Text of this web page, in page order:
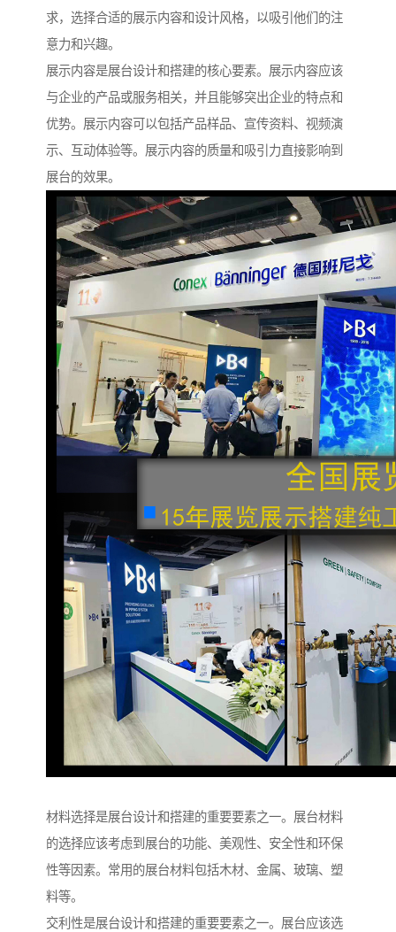
求，选择合适的展示内容和设计风格，以吸引他们的注
意力和兴趣。
展示内容是展台设计和搭建的核心要素。展示内容应该
与企业的产品或服务相关，并且能够突出企业的特点和
优势。展示内容可以包括产品样品、宣传资料、视频演
示、互动体验等。展示内容的质量和吸引力直接影响到
展台的效果。
材料选择是展台设计和搭建的重要要素之一。展台材料
的选择应该考虑到展台的功能、美观性、安全性和环保
性等因素。常用的展台材料包括木材、金属、玻璃、塑
料等。
交利性是展台设计和搭建的重要要素之一。展台应该选